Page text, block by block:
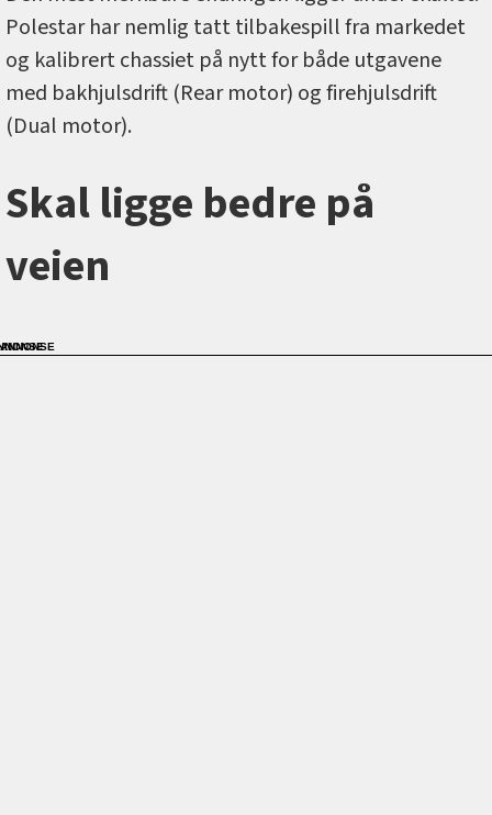
Polestar har nemlig tatt tilbakespill fra markedet
og kalibrert chassiet på nytt for både utgavene
med bakhjulsdrift (Rear motor) og firehjulsdrift
(Dual motor).
Skal ligge bedre på
veien